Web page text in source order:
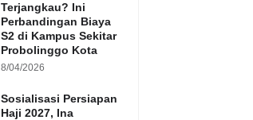
Terjangkau? Ini
Perbandingan Biaya
S2 di Kampus Sekitar
Probolinggo Kota
8/04/2026
Sosialisasi Persiapan
Haji 2027, Ina